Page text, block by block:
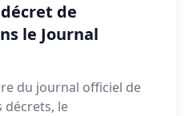
de
le Journal
du journal officiel de
décrets, le